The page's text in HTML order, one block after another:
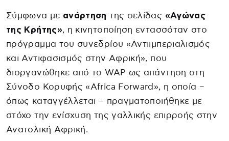
Σύμφωνα με ανάρτηση της σελίδας «Αγώνας
της Κρήτης», η κινητοποίηση εντασσόταν στο
πρόγραμμα του συνεδρίου «Αντιιμπεριαλισμός
και Αντιφασισμός στην Αφρική», που
διοργανώθηκε από το WAP ως απάντηση στη
Σύνοδο Κορυφής «Africa Forward», η οποία –
όπως καταγγέλλεται – πραγματοποιήθηκε με
στόχο την ενίσχυση της γαλλικής επιρροής στην
Ανατολική Αφρική.